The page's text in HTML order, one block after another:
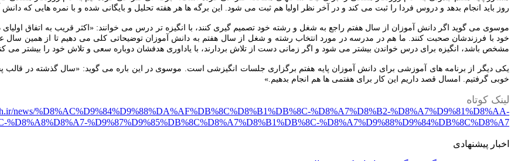
روز باید انجام بدهد و دروس فردا را ثبت می کند و در آخر نظر اولیا هم ثبت می شود. این برگه ها هر هفته تحلیل و بایگانی شده و با نمره هایی که
موسوی می گوید اگر دانش آموزان از سال هفتم راجع به شغل و رشته خود تصمیم گیری کنند، با انگیزه تر درس می خوانند: «اکثر قریب به اتفاق اولیای
خود با فرزندشان صحبت کنند. ما هم در مدرسه در مورد انتخاب رشته و شغل از سال هفتم به دانش آموزان توضیحاتی کلی می دهیم تا از همین
مشخص باشد، انگیزه برای درس خواندن بیشتر می شود و اگر زمانی دست از تلاش بردارند، با یاداوری هدفشان دوباره سعی و تلاش خود را بیشتر می
یکی دیگر از برنامه های آموزشی برای دانش آموزان پایه هفتم برگزاری جلسات انگیزشی است. موسوی در این باره می گوید: «سال گذشته در
خوبی گرفتیم. امسال قصد داریم این کار برای هفتمی ها هم انجام بدهیم.»
لینک کوتاه
news/%D8%AC%D9%84%D9%88%DA%AF%DB%8C%D8%B1%DB%8C-%D8%A7%D8%B2-%D8%A7%D9%81%D8%AA-
%D9%87%D9%85%DB%8C%D8%A7%D8%B1%DB%8C-%D8%A7%D9%88%D9%84%DB%8C%D8%A7
اخبار پیشنهادی